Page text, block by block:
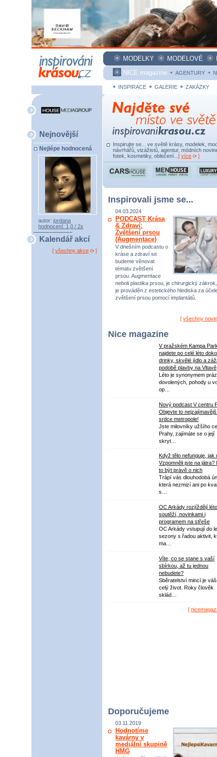
MODELKY MODELOVÉ
NICE magazine
AGENTURY
INSPIRACE GALERIE ZAKÁZKY
Nejnovější
Nejlépe hodnocená
autor: jordana
hodnocení: 1,0 / 2x
Kalendář akcí
[ všechny akce ]
Inspirujte se... ve světě krásy, modelek,
návrhářů, vizážistů, agentur, módních
fotek, kosmetiky, oblečení... [ více ]
Inspirovali jsme se...
04.03.2024
PODCAST Krása
& Zdraví:
Zvětšení prsou
(Augmentace)
V dnešním podcastu o
kráse a zdraví se
budeme věnovat
tématu zvětšení
prsou. Augmentace
neboli plastika prsou, je chirurgický
je prováděn z estetického hlediska za
zvětšení prsou pomocí implantátů.
[ všechny
Nice magazine
V pražském Kampa
najdete po celé léto
drinky, skvělé jídlo a
podobě plavby na Vltavě
Léto je synonymem
dovolených, pohody u
op…
Nový podcast V centru
Objevte to
srdce metropole!
Jste milovníky užšího
Prahy, zajímáte se o její
skryt…
Když tělo nefunguje, jak
Vzpomněli jste na játra?
to být právě o nich
Trápí vás dlouhodobá
která nezmizí ani po
s…
OC Arkády rozjíždějí léto
soutěží, novinkami i
programem na střeše
OC Arkády vstupují do
sezony s řadou aktivit,
ma…
Víte, co se stane s vaší
sbírkou, až tu jednou
nebudete?
Sběratelství mincí je
celý život. Roky člověk
sklád…
[
Doporučujeme
03.11.2019
Hodnotíme
kavárny v
mediální skupině
HMG